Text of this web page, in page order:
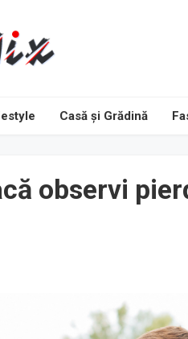
Casă și Grădină
observi